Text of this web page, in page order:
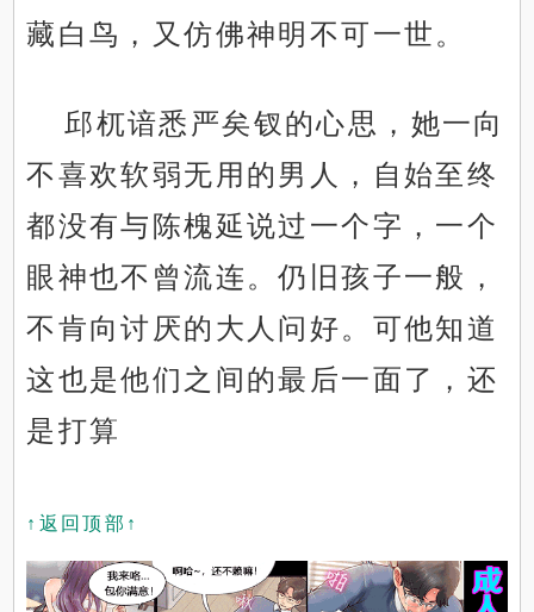
藏白鸟，又仿佛神明不可一世。
邱杌谙悉严矣钗的心思，她一向
不喜欢软弱无用的男人，自始至终
都没有与陈槐延说过一个字，一个
眼神也不曾流连。仍旧孩子一般，
不肯向讨厌的大人问好。可他知道
这也是他们之间的最后一面了，还
是打算
↑返回顶部↑